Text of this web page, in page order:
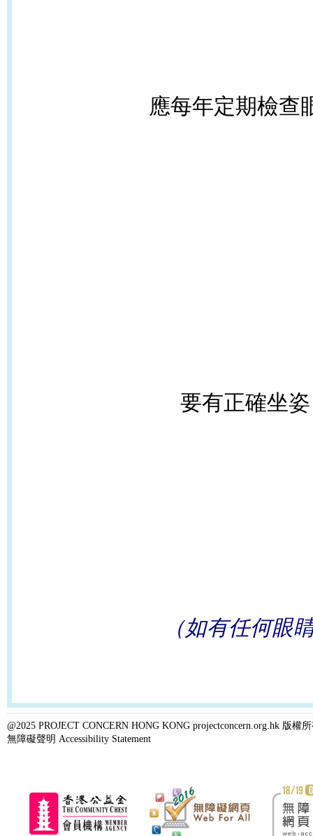
應每年定期檢
要有正確坐
（如有任何眼
@2025 PROJECT CONCERN HONG KONG projectconcern.org.hk 版權
無障礙聲明 Accessibility Statement